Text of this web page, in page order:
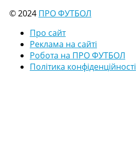
© 2024 ПРО ФУТБОЛ
Про сайт
Реклама на сайті
Робота на ПРО ФУТБОЛ
Політика конфіденційності